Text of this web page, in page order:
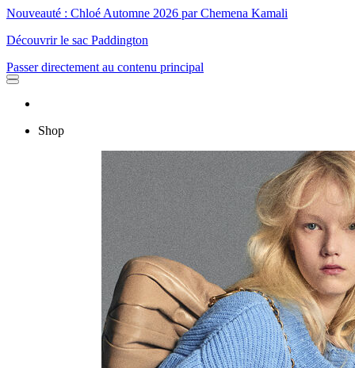
Nouveauté : Chloé Automne 2026 par Chemena Kamali
Découvrir le sac Paddington
Passer directement au contenu principal
Shop